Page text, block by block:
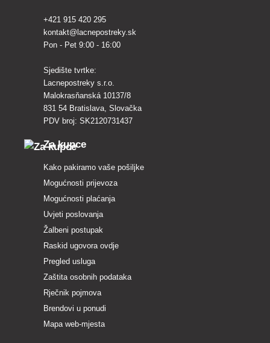
+421 915 420 295
kontakt@lacnepostreky.sk
Pon - Pet 9:00 - 16:00
Sjedište tvrtke:
Lacnepostreky s.r.o.
Malokrasňanská 10137/8
831 54 Bratislava, Slovačka
PDV broj: SK2120731437
Za kupce
Kako pakiramo vaše pošiljke
Mogućnosti prijevoza
Mogućnosti plaćanja
Uvjeti poslovanja
Žalbeni postupak
Raskid ugovora ovdje
Pregled usluga
Zaštita osobnih podataka
Rječnik pojmova
Brendovi u ponudi
Mapa web-mjesta